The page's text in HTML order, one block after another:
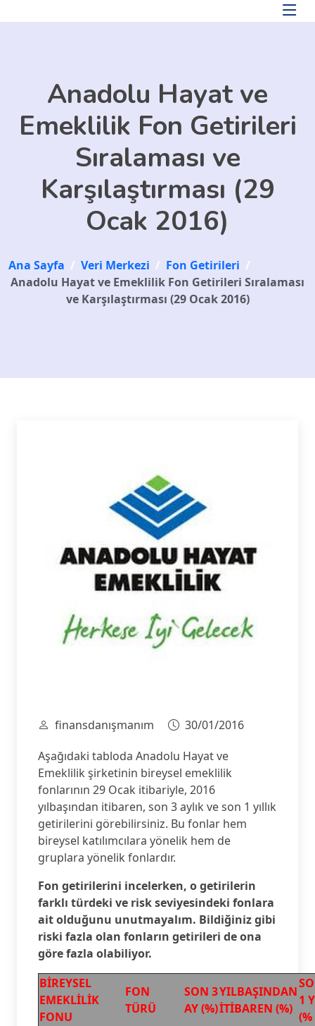
Anadolu Hayat ve
Emeklilik Fon Getirileri
Sıralaması ve
Karşılaştırması (29
Ocak 2016)
Ana Sayfa / Veri Merkezi / Fon Getirileri /
Anadolu Hayat ve Emeklilik Fon Getirileri Sıralaması
ve Karşılaştırması (29 Ocak 2016)
finansdanışmanım
30/01/2016
Aşağıdaki tabloda Anadolu Hayat ve
Emeklilik şirketinin bireysel emeklilik
fonlarının 29 Ocak itibariyle, 2016
yılbaşından itibaren, son 3 aylık ve son 1 yıllık
getirilerini görebilirsiniz. Bu fonlar hem
bireysel katılımcılara yönelik hem de
gruplara yönelik fonlardır.
Fon getirilerini incelerken, o getirilerin
farklı türdeki ve risk seviyesindeki fonlara
ait olduğunu unutmayalım. Bildiğiniz gibi
riski fazla olan fonların getirileri de ona
göre fazla olabiliyor.
BİREYSEL
EMEKLİLİK
FONU
FON
TÜRÜ
SON 3
AY (%)
YILBAŞINDAN
İTİBAREN (%)
1
(%